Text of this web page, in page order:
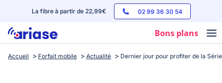
La fibre à partir de 22,99€ 02 99 36 30 54
Bons plans
Box internet
Accueil Forfait mobile Actualité Dernier jour pour profiter de la